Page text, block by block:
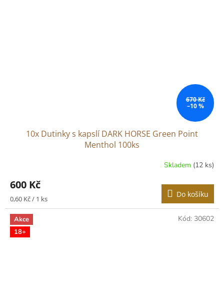
670 Kč
–10 %
10x Dutinky s kapslí DARK HORSE Green Point
Menthol 100ks
Skladem (12 ks)
600 Kč
Měrná
cena:
0,60 Kč / 1 ks Do košíku
Akce
18+
Kód: 30602